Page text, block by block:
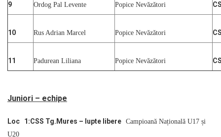
9 Ordog Pal Levente Popice Nevăzători
10 Rus Adrian Marcel Popice Nevăzători
11 Padurean Liliana Popice Nevăzători
Juniori – echipe
Loc 1:CSS Tg.Mures – lupte libere Campioană Națională U17 și
U20